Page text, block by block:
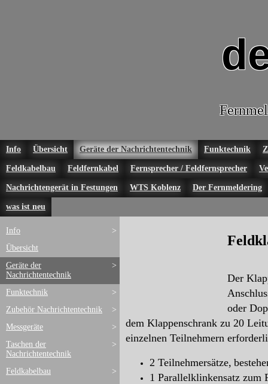
Info Übersicht Geräte der Nachrichtentechnik Funktechnik
Feldkabelbau Feldfernkabel Fernsprecher / Feldfernsprecher
Nachrichtengerät in Festungen WTS Koblenz Der Fernmeldering
was ist neu
>
Info
Übersicht
>
Geräte der
Nachrichtentechnik
>
Funktechnik
>
Zubehör Nachrichtentechnik
>
Messgeräte
>
Taschen der
Nachrichtentechnik
>
Feldkabelbau
Der
oder
dem Klappenschrank zu 20
einzelnen Teilnehmern
2 Teilnehmersätze,
1 Parallelklinkensatz zum